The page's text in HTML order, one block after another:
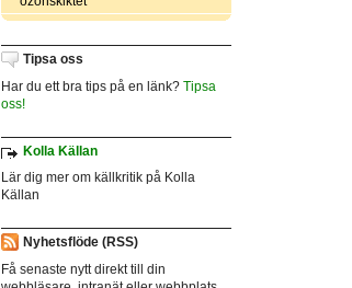
Tipsa oss
Har du ett bra tips på en länk? Tipsa
oss!
Kolla Källan
Lär dig mer om källkritik på Kolla
Källan
Nyhetsflöde (RSS)
Få senaste nytt direkt till din